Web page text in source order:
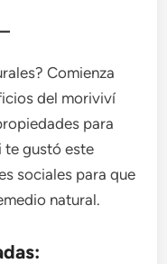
Comienza
del moriviví
para
te gustó este
sociales para que
natural.